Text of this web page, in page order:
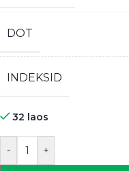
DOT
INDEKSID
32 laos
- +